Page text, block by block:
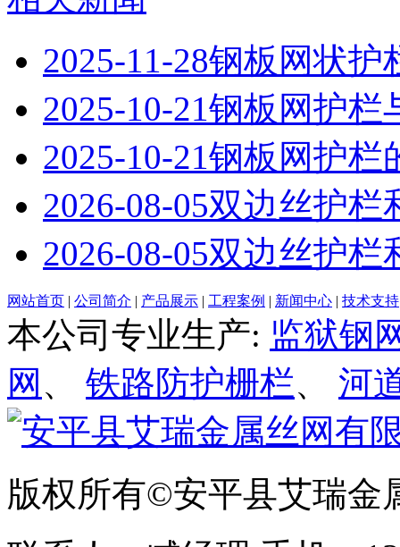
2025-11-28钢板网状护
2025-10-21钢板网护栏
2025-10-21钢板网护栏
2026-08-05双边丝护栏
2026-08-05双边丝护栏
网站首页 | 公司简介 | 产品展示 | 工程案例 | 新闻中心 | 技术支持
本公司专业生产: 监狱钢
网 、 铁路防护栅栏、 河
版权所有©安平县艾瑞金